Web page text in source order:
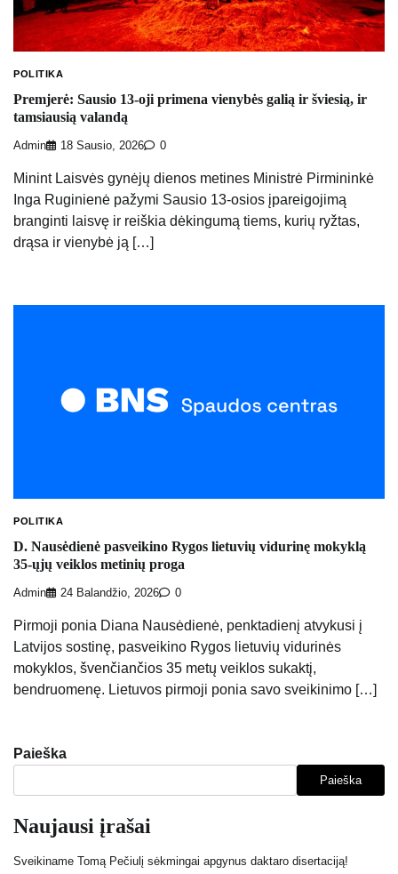
POLITIKA
Premjerė: Sausio 13-oji primena vienybės galią ir šviesią, ir
tamsiausią valandą
Admin 18 Sausio, 2026 0
Minint Laisvės gynėjų dienos metines Ministrė Pirmininkė
Inga Ruginienė pažymi Sausio 13-osios įpareigojimą
branginti laisvę ir reiškia dėkingumą tiems, kurių ryžtas,
drąsa ir vienybė ją […]
POLITIKA
D. Nausėdienė pasveikino Rygos lietuvių vidurinę mokyklą
35-ųjų veiklos metinių proga
Admin 24 Balandžio, 2026 0
Pirmoji ponia Diana Nausėdienė, penktadienį atvykusi į
Latvijos sostinę, pasveikino Rygos lietuvių vidurinės
mokyklos, švenčiančios 35 metų veiklos sukaktį,
bendruomenę. Lietuvos pirmoji ponia savo sveikinimo […]
Paieška
Paieška
Naujausi įrašai
Sveikiname Tomą Pečiulį sėkmingai apgynus daktaro disertaciją!